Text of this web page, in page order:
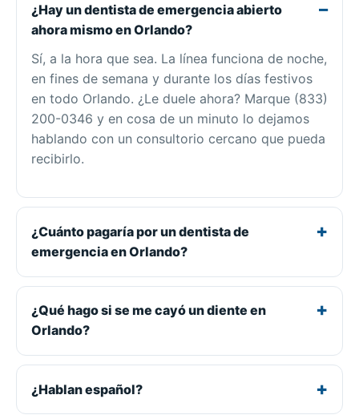
¿Hay un dentista de emergencia abierto
ahora mismo en Orlando?
Sí, a la hora que sea. La línea funciona de noche,
en fines de semana y durante los días festivos
en todo Orlando. ¿Le duele ahora? Marque (833)
200-0346 y en cosa de un minuto lo dejamos
hablando con un consultorio cercano que pueda
recibirlo.
¿Cuánto pagaría por un dentista de
emergencia en Orlando?
¿Qué hago si se me cayó un diente en
Orlando?
¿Hablan español?